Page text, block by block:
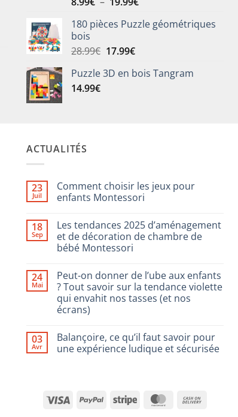
prix :
180 pièces Puzzle géométriques
bois
28.99€ Le
initial
17.99€Le
actuel
Puzzle 3D en bois Tangram
14.99€
ACTUALITÉS
23
Juil
Comment choisir les jeux pour
enfants Montessori
sur
Comment
choisir
les
enfants
Montessori
18
Sep
Les tendances 2025 d’aménagement
et de décoration de chambre de
bébé Montessori
sur
Les
tendances
2025
d’aménagement
et
de
chambre
de
24
Mai
Peut-on donner de l’ube aux enfants
? Tout savoir sur la tendance violette
qui envahit nos tasses (et nos
écrans)
sur
Peut-
on
?
Tout
03
Avr
Balançoire, ce qu’il faut savoir pour
une expérience ludique et sécurisée
qu’il
faut
Visa PayPal Stripe MasterCard